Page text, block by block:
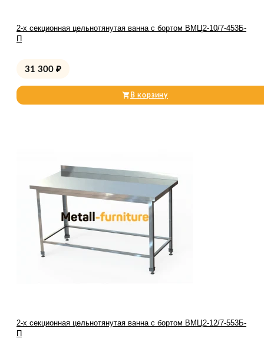
2-х секционная цельнотянутая ванна с бортом ВМЦ2-10/7-453Б-
П
31 300 ₽
В корзину
2-х секционная цельнотянутая ванна с бортом ВМЦ2-12/7-553Б-
П